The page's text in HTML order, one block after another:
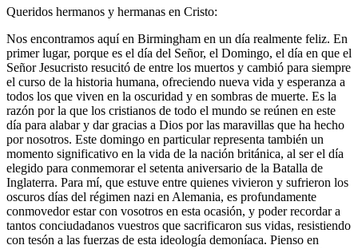
Queridos hermanos y hermanas en Cristo:
Nos encontramos aquí en Birmingham en un día realmente feliz. En
primer lugar, porque es el día del Señor, el Domingo, el día en que el
Señor Jesucristo resucitó de entre los muertos y cambió para siempre
el curso de la historia humana, ofreciendo nueva vida y esperanza a
todos los que viven en la oscuridad y en sombras de muerte. Es la
razón por la que los cristianos de todo el mundo se reúnen en este
día para alabar y dar gracias a Dios por las maravillas que ha hecho
por nosotros. Este domingo en particular representa también un
momento significativo en la vida de la nación británica, al ser el día
elegido para conmemorar el setenta aniversario de la Batalla de
Inglaterra. Para mí, que estuve entre quienes vivieron y sufrieron los
oscuros días del régimen nazi en Alemania, es profundamente
conmovedor estar con vosotros en esta ocasión, y poder recordar a
tantos conciudadanos vuestros que sacrificaron sus vidas, resistiendo
con tesón a las fuerzas de esta ideología demoníaca. Pienso en